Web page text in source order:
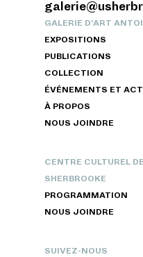
GALERIE D’ART
EXPOSITIONS
PUBLICATIONS
COLLECTION
ÉVÉNEMENTS ET
À PROPOS
NOUS JOINDRE
CENTRE CULTUREL
SHERBROOKE
PROGRAMMATION
NOUS JOINDRE
SUIVEZ-NOUS